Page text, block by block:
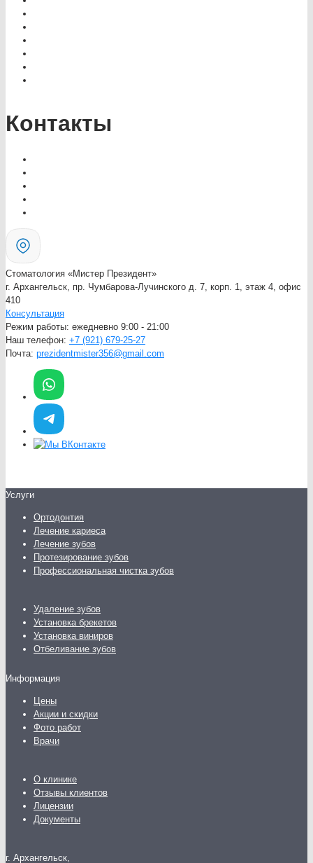
Контакты
Стоматология «Мистер Президент»
г. Архангельск, пр. Чумбарова-Лучинского д. 7, корп. 1, этаж 4, офис
410
Консультация
Режим работы: ежедневно 9:00 - 21:00
Наш телефон: +7 (921) 679-25-27
Почта: prezidentmister356@gmail.com
Услуги
Ортодонтия
Лечение кариеса
Лечение зубов
Протезирование зубов
Профессиональная чистка зубов
Удаление зубов
Установка брекетов
Установка виниров
Отбеливание зубов
Информация
Цены
Акции и скидки
Фото работ
Врачи
О клинике
Отзывы клиентов
Лицензии
Документы
г. Архангельск,